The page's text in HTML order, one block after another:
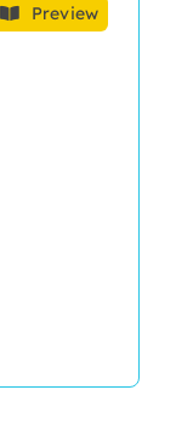
Preview